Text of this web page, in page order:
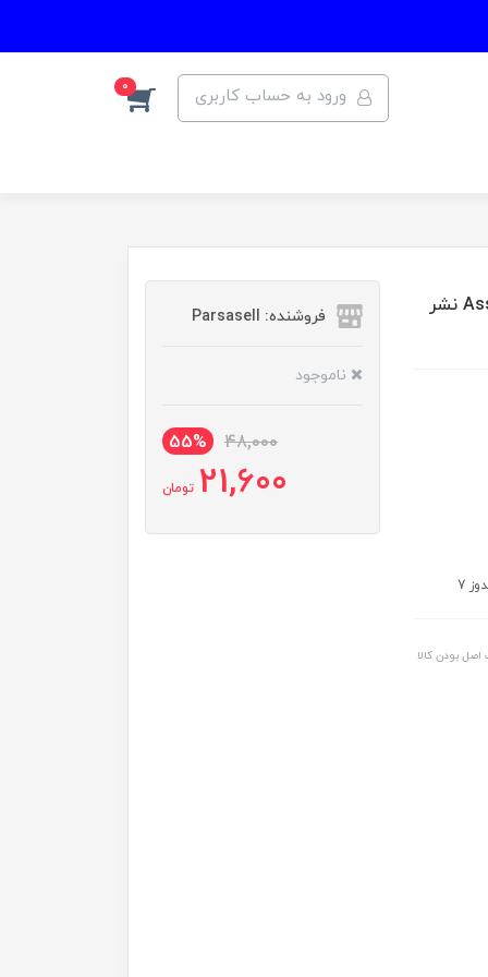
ورود به حساب کاربری 0
مجموعه نرم افزاری Assistant 2022 + Android Assistant نشر
بودن کالا
فروشنده: Parsasell
ناموجود
48,000
55%
21,600 تومان